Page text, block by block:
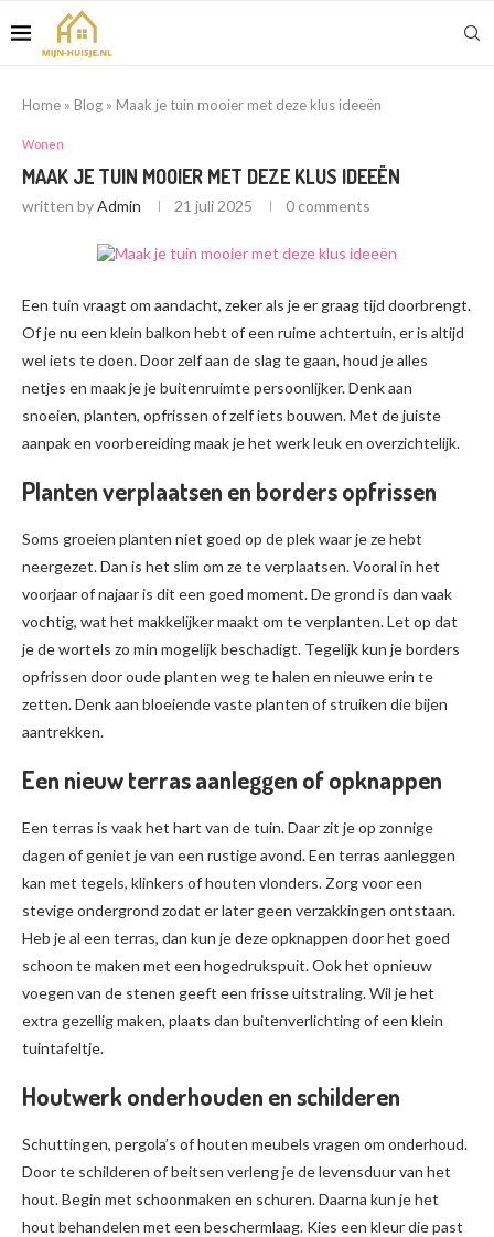
Home » Blog » Maak je tuin mooier met deze klus ideeën
Wonen
MAAK JE TUIN MOOIER MET DEZE KLUS IDEEËN
written byAdmin 21 juli 2025 0 comments
Een tuin vraagt om aandacht, zeker als je er graag tijd doorbrengt.
Of je nu een klein balkon hebt of een ruime achtertuin, er is altijd
wel iets te doen. Door zelf aan de slag te gaan, houd je alles
netjes en maak je je buitenruimte persoonlijker. Denk aan
snoeien, planten, opfrissen of zelf iets bouwen. Met de juiste
aanpak en voorbereiding maak je het werk leuk en overzichtelijk.
Planten verplaatsen en borders opfrissen
Soms groeien planten niet goed op de plek waar je ze hebt
neergezet. Dan is het slim om ze te verplaatsen. Vooral in het
voorjaar of najaar is dit een goed moment. De grond is dan vaak
vochtig, wat het makkelijker maakt om te verplanten. Let op dat
je de wortels zo min mogelijk beschadigt. Tegelijk kun je borders
opfrissen door oude planten weg te halen en nieuwe erin te
zetten. Denk aan bloeiende vaste planten of struiken die bijen
aantrekken.
Een nieuw terras aanleggen of opknappen
Een terras is vaak het hart van de tuin. Daar zit je op zonnige
dagen of geniet je van een rustige avond. Een terras aanleggen
kan met tegels, klinkers of houten vlonders. Zorg voor een
stevige ondergrond zodat er later geen verzakkingen ontstaan.
Heb je al een terras, dan kun je deze opknappen door het goed
schoon te maken met een hogedrukspuit. Ook het opnieuw
voegen van de stenen geeft een frisse uitstraling. Wil je het
extra gezellig maken, plaats dan buitenverlichting of een klein
tuintafeltje.
Houtwerk onderhouden en schilderen
Schuttingen, pergola’s of houten meubels vragen om onderhoud.
Door te schilderen of beitsen verleng je de levensduur van het
hout. Begin met schoonmaken en schuren. Daarna kun je het
hout behandelen met een beschermlaag. Kies een kleur die past